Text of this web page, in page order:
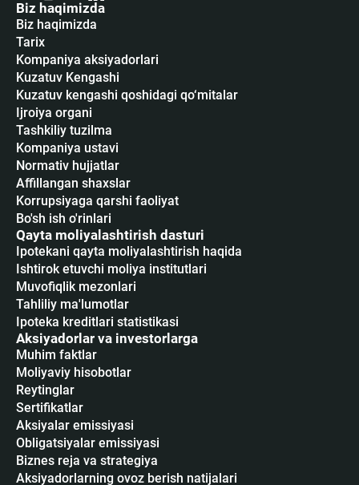
Biz haqimizda
Biz haqimizda
Tarix
Kompaniya aksiyadorlari
Kuzatuv Kengashi
Kuzatuv kengashi qoshidagi qo‘mitalar
Ijroiya organi
Tashkiliy tuzilma
Kompaniya ustavi
Normativ hujjatlar
Affillangan shaxslar
Korrupsiyaga qarshi faoliyat
Bo'sh ish o'rinlari
Qayta moliyalashtirish dasturi
Ipotekani qayta moliyalashtirish haqida
Ishtirok etuvchi moliya institutlari
Muvofiqlik mezonlari
Tahliliy ma'lumotlar
Ipoteka kreditlari statistikasi
Aksiyadorlar va investorlarga
Muhim faktlar
Moliyaviy hisobotlar
Reytinglar
Sertifikatlar
Аksiyalar emissiyasi
Obligatsiyalar emissiyasi
Biznes reja va strategiya
Aksiyadorlarning ovoz berish natijalari